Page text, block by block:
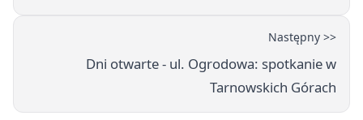
Następny >>
Dni otwarte - ul. Ogrodowa: spotkanie w
Tarnowskich Górach